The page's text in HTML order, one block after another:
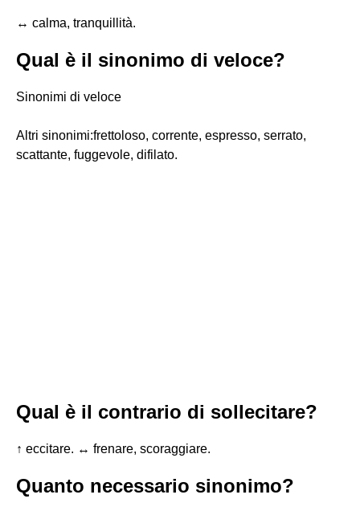
↔ calma, tranquillità.
Qual è il sinonimo di veloce?
Sinonimi di veloce
Altri sinonimi:frettoloso, corrente, espresso, serrato,
scattante, fuggevole, difilato.
Qual è il contrario di sollecitare?
↑ eccitare. ↔ frenare, scoraggiare.
Quanto necessario sinonimo?